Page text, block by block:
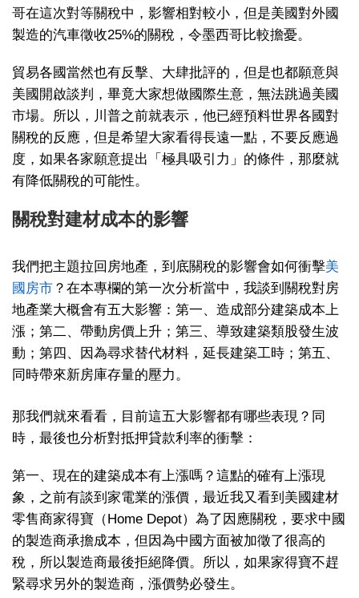
哥在這次對等關稅中，影響相對較小，但是美國對外國
製造的汽車徵收25%的關稅，令墨西哥比較擔憂。
貿易各國當然也有反擊、大肆批評的，但是也都願意與
美國開啟談判，畢竟大家想做國際生意，無法跳過美國
市場。所以，川普之前就表示，他已經預料世界各國對
關稅的反應，但是希望大家看得長遠一點，不要反應過
度，如果各家願意提出「極具吸引力」的條件，那麼就
有降低關稅的可能性。
關稅對建材成本的影響
我們把主題拉回房地產，到底關稅的影響會如何衝擊美
國房市 ？在本專欄的第一次分析當中，我談到關稅對房
地產業大概會有五大影響：第一、造成部分建築成本上
漲；第二、帶動房價上升；第三、導致建築類股發生波
動；第四、因為尋求替代材料，延長建築工時；第五、
同時帶來新房庫存量的壓力。
那我們就來看看，目前這五大影響都有哪些表現？同
時，最後也分析對抵押貸款利率的衝擊：
第一、現在的建築成本有上漲嗎？這點的確有上漲現
象，之前有談到家電業的漲價，最近我又看到美國建材
零售商家得寶（Home Depot）為了因應關稅，要求中國
的製造商承擔成本，但因為中國方面被加徵了很高的
稅，所以製造商最後拒絕降價。所以，如果家得寶不趕
緊尋求另外的製造商，漲價勢必發生。